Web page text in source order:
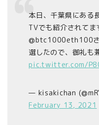
本日、千葉県にある
TVでも紹介されてま
@btc1000eth100さ
選したので、御礼も
pic.twitter.com/
— kisakichan
February 13, 2021